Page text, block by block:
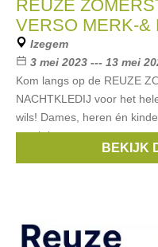
REUZE
VERSO MERK-&
Izegem
3 mei 2023 --- 13 mei
Kom langs op de REUZE
NACHTKLEDIJ voor het
wils! Dames, heren én
prachtige
Esprit,
BEKIJK